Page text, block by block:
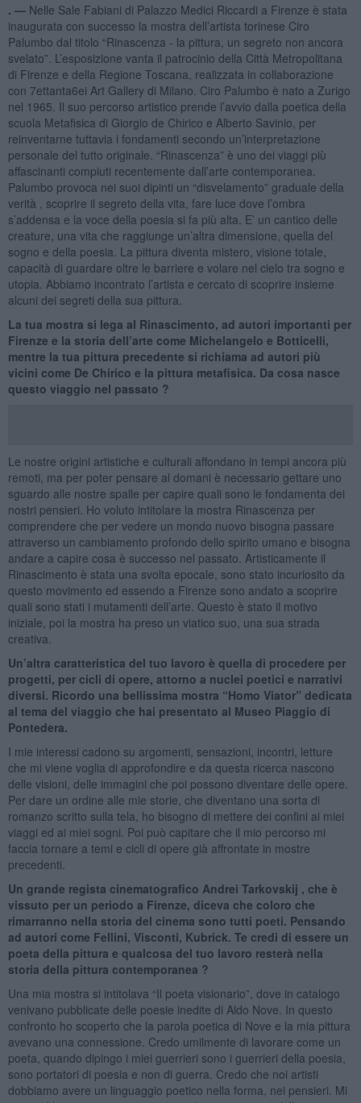
. — Nelle Sale Fabiani di Palazzo Medici Riccardi a Firenze è stata
inaugurata con successo la mostra dell’artista torinese Ciro
Palumbo dal titolo “Rinascenza - la pittura, un segreto non ancora
svelato”. L’esposizione vanta il patrocinio della Città Metropolitana
di Firenze e della Regione Toscana, realizzata in collaborazione
con 7ettanta6ei Art Gallery di Milano. Ciro Palumbo è nato a Zurigo
nel 1965. Il suo percorso artistico prende l’avvio dalla poetica della
scuola Metafisica di Giorgio de Chirico e Alberto Savinio, per
reinventarne tuttavia i fondamenti secondo un’interpretazione
personale del tutto originale. “Rinascenza” è uno dei viaggi più
affascinanti compiuti recentemente dall’arte contemporanea.
Palumbo provoca nei suoi dipinti un “disvelamento” graduale della
verità , scoprire il segreto della vita, fare luce dove l’ombra
s’addensa e la voce della poesia si fa più alta. E’ un cantico delle
creature, una vita che raggiunge un’altra dimensione, quella del
sogno e della poesia. La pittura diventa mistero, visione totale,
capacità di guardare oltre le barriere e volare nel cielo tra sogno e
utopia. Abbiamo incontrato l’artista e cercato di scoprire insieme
alcuni dei segreti della sua pittura.
La tua mostra si lega al Rinascimento, ad autori importanti per
Firenze e la storia dell’arte come Michelangelo e Botticelli,
mentre la tua pittura precedente si richiama ad autori più
vicini come De Chirico e la pittura metafisica. Da cosa nasce
questo viaggio nel passato ?
Le nostre origini artistiche e culturali affondano in tempi ancora più
remoti, ma per poter pensare al domani è necessario gettare uno
sguardo alle nostre spalle per capire quali sono le fondamenta dei
nostri pensieri. Ho voluto intitolare la mostra Rinascenza per
comprendere che per vedere un mondo nuovo bisogna passare
attraverso un cambiamento profondo dello spirito umano e bisogna
andare a capire cosa è successo nel passato. Artisticamente il
Rinascimento è stata una svolta epocale, sono stato incuriosito da
questo movimento ed essendo a Firenze sono andato a scoprire
quali sono stati i mutamenti dell’arte. Questo è stato il motivo
iniziale, poi la mostra ha preso un viatico suo, una sua strada
creativa.
Un’altra caratteristica del tuo lavoro è quella di procedere per
progetti, per cicli di opere, attorno a nuclei poetici e narrativi
diversi. Ricordo una bellissima mostra “Homo Viator” dedicata
al tema del viaggio che hai presentato al Museo Piaggio di
Pontedera.
I mie interessi cadono su argomenti, sensazioni, incontri, letture
che mi viene voglia di approfondire e da questa ricerca nascono
delle visioni, delle immagini che poi possono diventare delle opere.
Per dare un ordine alle mie storie, che diventano una sorta di
romanzo scritto sulla tela, ho bisogno di mettere dei confini ai miei
viaggi ed ai miei sogni. Poi può capitare che il mio percorso mi
faccia tornare a temi e cicli di opere già affrontate in mostre
precedenti.
Un grande regista cinematografico Andrei Tarkovskij , che è
vissuto per un periodo a Firenze, diceva che coloro che
rimarranno nella storia del cinema sono tutti poeti. Pensando
ad autori come Fellini, Visconti, Kubrick. Te credi di essere un
poeta della pittura e qualcosa del tuo lavoro resterà nella
storia della pittura contemporanea ?
Una mia mostra si intitolava “Il poeta visionario”, dove in catalogo
venivano pubblicate delle poesie inedite di Aldo Nove. In questo
confronto ho scoperto che la parola poetica di Nove e la mia pittura
avevano una connessione. Credo umilmente di lavorare come un
poeta, quando dipingo i miei guerrieri sono i guerrieri della poesia,
sono portatori di poesia e non di guerra. Credo che noi artisti
dobbiamo avere un linguaggio poetico nella forma, nei pensieri. Mi